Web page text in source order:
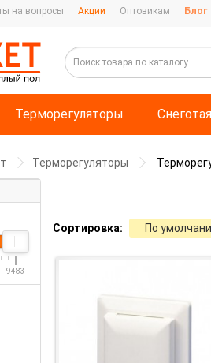
на вопросы Акции Оптовикам Блог
Терморегуляторы
Терморегуляторы
9483
Сортировка: По